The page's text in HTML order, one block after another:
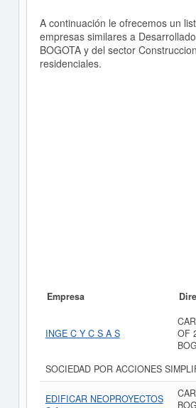
A continuación le ofrecemos un
empresas similares a
BOGOTA y del sector
residenciales.
Empresa
INGE C Y C S A S
OF
SOCIEDAD POR ACCIONES
EDIFICAR NEOPROYECTOS